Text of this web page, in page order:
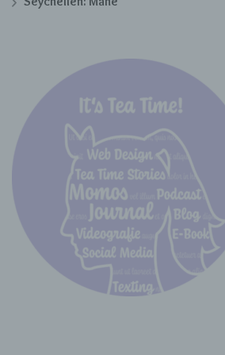
organisatorischen
gewährleisten, dass die
Daten nicht einer identifizierten
identifizierbaren natürlichen
zugewiesen werden.
g) Verantwortlicher oder für
Verarbeitung Verantwortlicher
Verantwortlicher oder für die
Verantwortlicher ist die
juristische Person, Behörde,
andere Stelle, die allein oder
anderen über die Zwecke und
Verarbeitung von
entscheidet. Sind die Zwecke